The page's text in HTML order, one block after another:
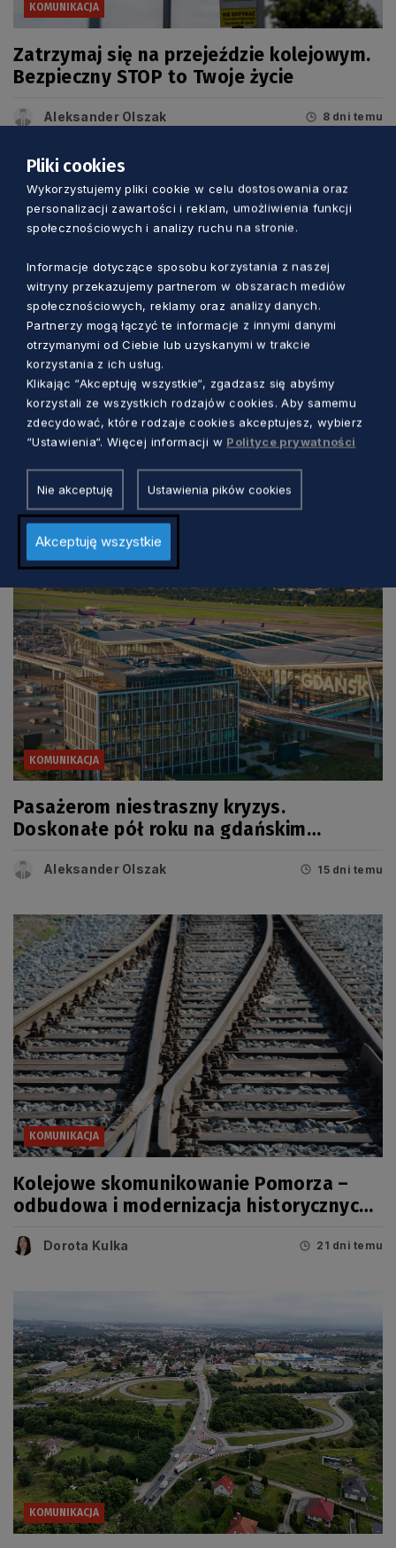
KOMUNIKACJA
Zatrzymaj się na przejeździe kolejowym.
Bezpieczny STOP to Twoje życie
Aleksander Olszak 8 dni temu
KOMUNIKACJA
Pomorska rewolucja kolejowa nabiera
tempa. Radni poznali szczegóły
Aleksander Olszak
KOMUNIKACJA
Pasażerom niestraszny kryzys.
Doskonałe pół roku na gdańskim
Aleksander Olszak 15 dni temu
KOMUNIKACJA
Kolejowe skomunikowanie Pomorza –
odbudowa i modernizacja historycznych
Dorota Kulka 21 dni temu
KOMUNIKACJA
Pliki cookies
Wykorzystujemy pliki cookie w celu dostosowania oraz
personalizacji zawartości i reklam, umożliwienia funkcji
społecznościowych i analizy ruchu na stronie.
Informacje dotyczące sposobu korzystania z naszej
witryny przekazujemy partnerom w obszarach mediów
społecznościowych, reklamy oraz analizy danych.
Partnerzy mogą łączyć te informacje z innymi danymi
otrzymanymi od Ciebie lub uzyskanymi w trakcie
korzystania z ich usług.
Klikając “Akceptuję wszystkie“, zgadzasz się abyśmy
korzystali ze wszystkich rodzajów cookies. Aby samemu
zdecydować, które rodzaje cookies akceptujesz, wybierz
“Ustawienia“. Więcej informacji w Polityce prywatności
Nie akceptuję Ustawienia pików cookies
Akceptuję wszystkie